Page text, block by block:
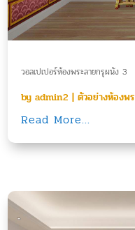
วอลเปเปอร์ห้องพระลายกรุผนัง 3
byadmin2 |ตัวอย่างห้องพ
Read More...